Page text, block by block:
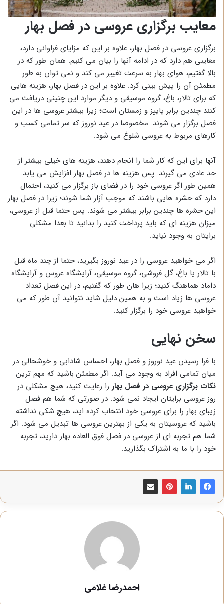
معایب برگزاری عروسی در فصل بهار
برگزاری عروسی در فصل بهار، علاوه بر این که مزایای فراوانی دارد،
معایبی هم دارد که در ادامه آنها را بیان می کنیم. همان طور که در
بالا گفتیم، هوای بهار به سرعت تغییر می کند و نمی توان به طور
مطمئن آن را پیش بینی کرد. علاوه بر این در فصل بهار، هزینه هایی
که برای تالار، باغ، گروه موسیقی و دیگر موارد این چنینی دریافت می
کنند چندین برابر پاییز و زمستان است؛ زیرا بیشتر عروسی ها در این
فصل برگزار می شوند. مخصوصا در عید نوروز که سر تمامی کسب و
کارهای مربوط به عروسی شلوغ می شود.
آنها برای این که کار شما را انجام دهند، هزینه های خیلی بیشتر از
حد عادی می گیرند. پس هزینه ها در فصل بهار افزایش می یابد.
همین طور اگر عروسی خود را در فضای باز برگزار می کنید، احتمال
دارد که حشره هایی باشند که موجب آزار شما شوند؛ زیرا در فصل بهار
این حشره ها چندین برابر بیشتر می شوند. پس حتما قبل از عروسی،
میزان هزینه ای که باید پرداخت کنید را بدانید تا بعدا مشکلی
برایتان به وجود نیاید.
اگر می خواهید عروسی را در عید نوروز بگیرید، حتما از چند ماه قبل
با تالار یا باغ، گل فروشی، گروه موسیقی، آرایشگاه عروس و آرایشگاه
داماد هماهنگ کنید؛ زیرا هان طور که گفتیم، در این فصل تعداد
عروسی ها زیاد است و به همین دلیل شاید نتوانید آن طور که می
خواهید عروسی خود را برگزار کنید.
سخن نهایی
با فرا رسیدن عید نوروز و فصل بهار، احساس شادابی و خوشحالی در
میان تمامی افراد به وجود می آید. اگر مطمئن باشید که مهم ترین
نکات برگزاری عروسی در فصل بهار را رعایت کنید، هیچ مشکلی در
روز عروسی برایتان ایجاد نمی شود. در صورتی که شما هم فصل
زیبای بهار را برای عروسی خود انتخاب کرده اید، هیچ شکی نداشته
باشید که عروسیتان به یکی از بهترین عروسی ها تبدیل می شود. اگر
شما هم تجربه ای از عروسی در فصل فوق العاده بهار دارید، تجربه
خود را با ما به اشتراک بگذارید.
احمدرضا غلامی